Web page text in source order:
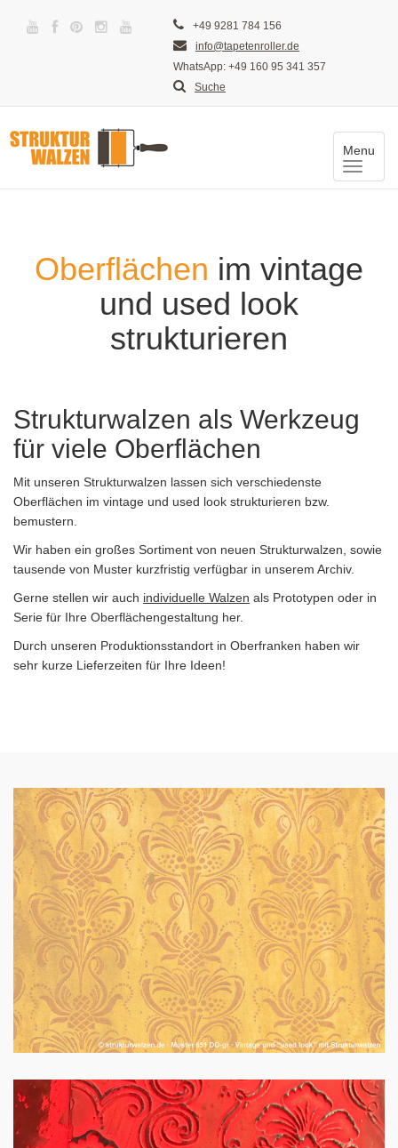
+49 9281 784 156
info@tapetenroller.de
WhatsApp: +49 160 95 341 357
Suche
Menu
Toggle
Oberflächen im vintage
und used look
strukturieren
Strukturwalzen als Werkzeug
für viele Oberflächen
Mit unseren Strukturwalzen lassen sich verschiedenste
Oberflächen im vintage und used look strukturieren bzw.
bemustern.
Wir haben ein großes Sortiment von neuen Strukturwalzen, sowie
tausende von Muster kurzfristig verfügbar in unserem Archiv.
Gerne stellen wir auch individuelle Walzen als Prototypen oder in
Serie für Ihre Oberflächengestaltung her.
Durch unseren Produktionsstandort in Oberfranken haben wir
sehr kurze Lieferzeiten für Ihre Ideen!